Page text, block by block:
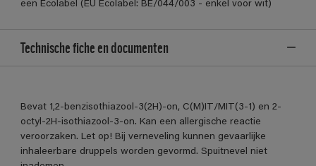
een Ecolabel (EU Ecolabel: BE/044/003 - enkel voor wit)
Technische fiche en documenten
Bevat 1,2-benzisothiazool-3(2H)-on, C(M)IT/MIT(3-1) en 2-
octyl-2H-isothiazool-3-on. Kan een allergische reactie
veroorzaken. Let op! Bij verneveling kunnen gevaarlijke
inhaleerbare druppels worden gevormd. Spuitnevel niet